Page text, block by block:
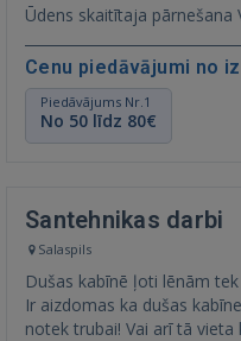
Ūdens skaitītaja pārnešana
Cenu piedāvājumi no
Piedāvājums Nr.1
No 50 līdz 80€
Santehnikas darbi
Salaspils
Dušas kabīnē ļoti lēnām
Ir aizdomas ka dušas
notek trubai! Vai arī tā